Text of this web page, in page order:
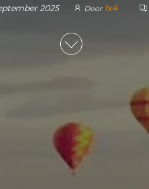
2025 Door lx4